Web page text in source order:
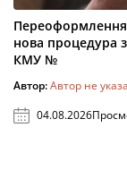
Переоформлення
нова процедура
КМУ №
Автор:Автор не
04.08.2026